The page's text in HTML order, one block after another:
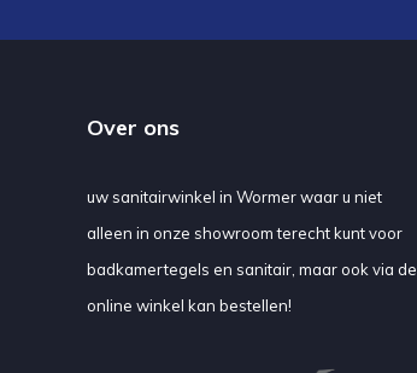
Over ons
uw sanitairwinkel in Wormer waar u niet
alleen in onze showroom terecht kunt voor
badkamertegels en sanitair, maar ook via de
online winkel kan bestellen!